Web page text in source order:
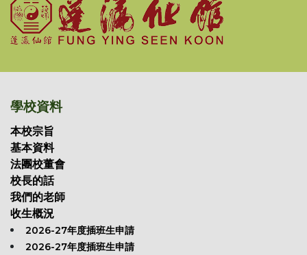
學校資料
本校宗旨
基本資料
法團校董會
校長的話
我們的老師
收生概況
2026-27年度插班生申請
2026-27年度插班生申請